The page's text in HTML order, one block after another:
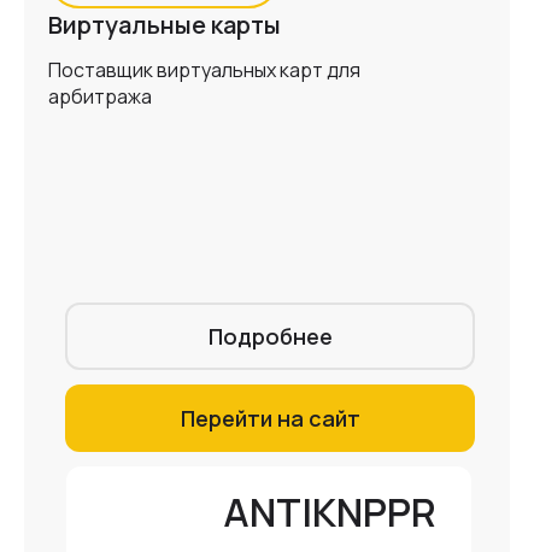
Виртуальные карты
Поставщик виртуальных карт для
арбитража
Перейти на сайт
Подробнее
ANTIKNPPR